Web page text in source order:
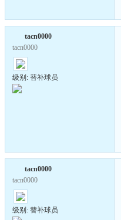
tacn0000
tacn0000
级别: 替补球员
tacn0000
tacn0000
级别: 替补球员